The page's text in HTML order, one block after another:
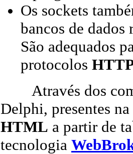
Os sockets
bancos de
São adequados
protocolos
Através dos
Delphi, presentes
HTML a partir de
tecnologia